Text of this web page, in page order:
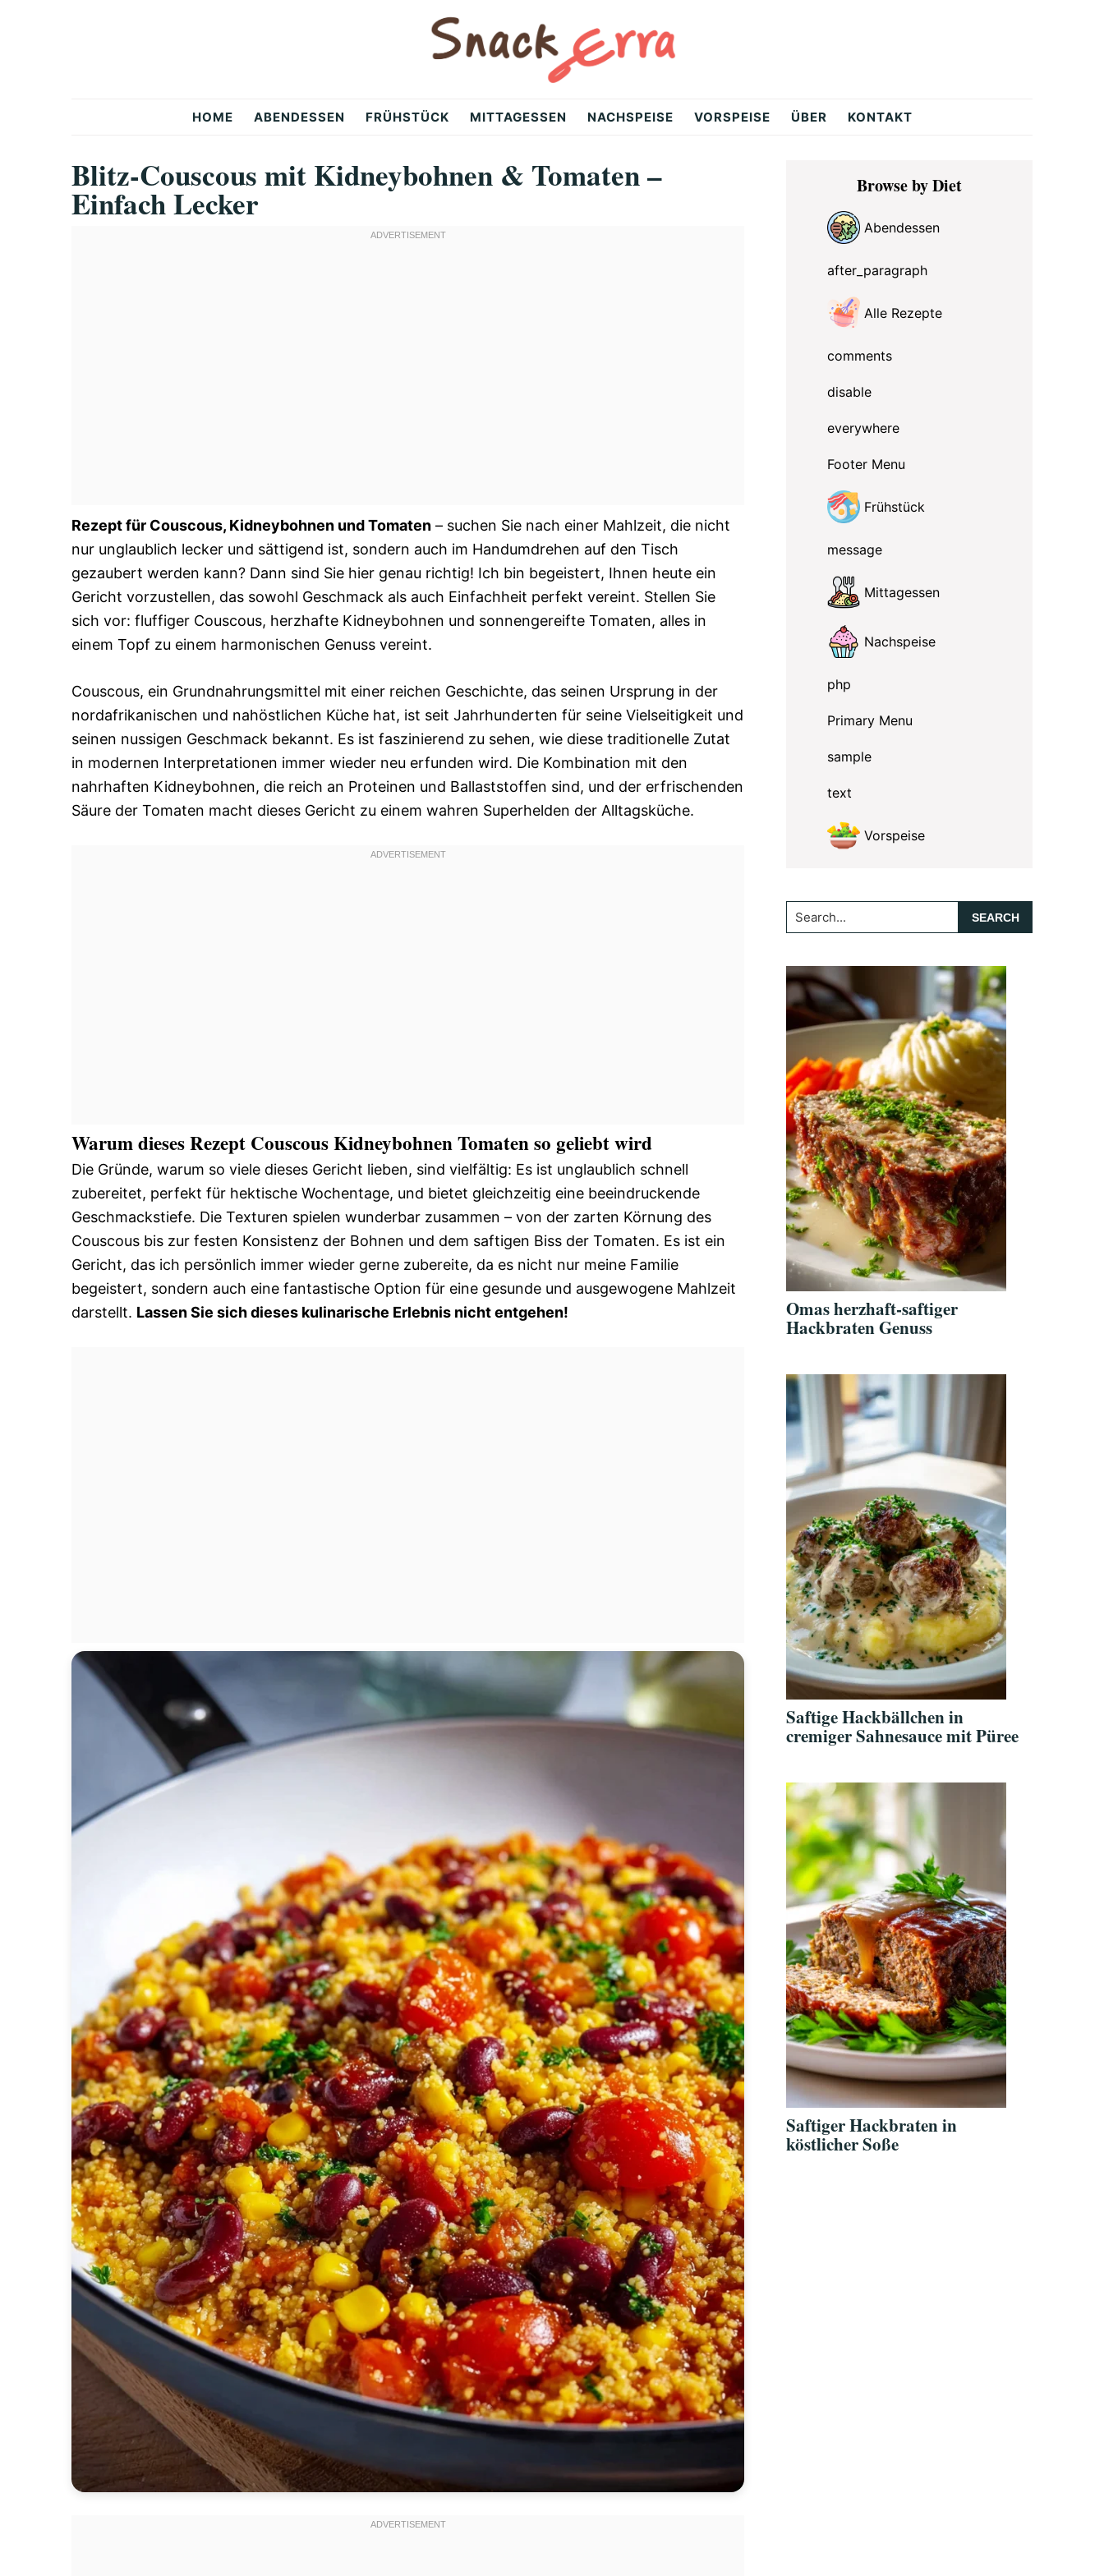
Snackerra
HOME ABENDESSEN FRÜHSTÜCK MITTAGESSEN NACHSPEISE VORSPEISE ÜBER KONTAKT
Blitz-Couscous mit Kidneybohnen & Tomaten –
Einfach Lecker
Rezept für Couscous, Kidneybohnen und Tomaten – suchen Sie nach einer Mahlzeit, die nicht
nur unglaublich lecker und sättigend ist, sondern auch im Handumdrehen auf den Tisch
gezaubert werden kann? Dann sind Sie hier genau richtig! Ich bin begeistert, Ihnen heute ein
Gericht vorzustellen, das sowohl Geschmack als auch Einfachheit perfekt vereint. Stellen Sie
sich vor: fluffiger Couscous, herzhafte Kidneybohnen und sonnengereifte Tomaten, alles in
einem Topf zu einem harmonischen Genuss vereint.
Couscous, ein Grundnahrungsmittel mit einer reichen Geschichte, das seinen Ursprung in der
nordafrikanischen und nahöstlichen Küche hat, ist seit Jahrhunderten für seine Vielseitigkeit und
seinen nussigen Geschmack bekannt. Es ist faszinierend zu sehen, wie diese traditionelle Zutat
in modernen Interpretationen immer wieder neu erfunden wird. Die Kombination mit den
nahrhaften Kidneybohnen, die reich an Proteinen und Ballaststoffen sind, und der erfrischenden
Säure der Tomaten macht dieses Gericht zu einem wahren Superhelden der Alltagsküche.
Warum dieses Rezept Couscous Kidneybohnen Tomaten so geliebt wird
Die Gründe, warum so viele dieses Gericht lieben, sind vielfältig: Es ist unglaublich schnell
zubereitet, perfekt für hektische Wochentage, und bietet gleichzeitig eine beeindruckende
Geschmackstiefe. Die Texturen spielen wunderbar zusammen – von der zarten Körnung des
Couscous bis zur festen Konsistenz der Bohnen und dem saftigen Biss der Tomaten. Es ist ein
Gericht, das ich persönlich immer wieder gerne zubereite, da es nicht nur meine Familie
begeistert, sondern auch eine fantastische Option für eine gesunde und ausgewogene Mahlzeit
darstellt. Lassen Sie sich dieses kulinarische Erlebnis nicht entgehen!
Primary
SidebarBrowse by Diet
Abendessen
after_paragraph
Alle Rezepte
comments
disable
everywhere
Footer Menu
Frühstück
message
Mittagessen
Nachspeise
php
Primary Menu
sample
text
Vorspeise
Search...
Omas herzhaft-saftiger
Hackbraten Genuss
Saftige Hackbällchen in
cremiger Sahnesauce mit Püree
Saftiger Hackbraten in
köstlicher Soße